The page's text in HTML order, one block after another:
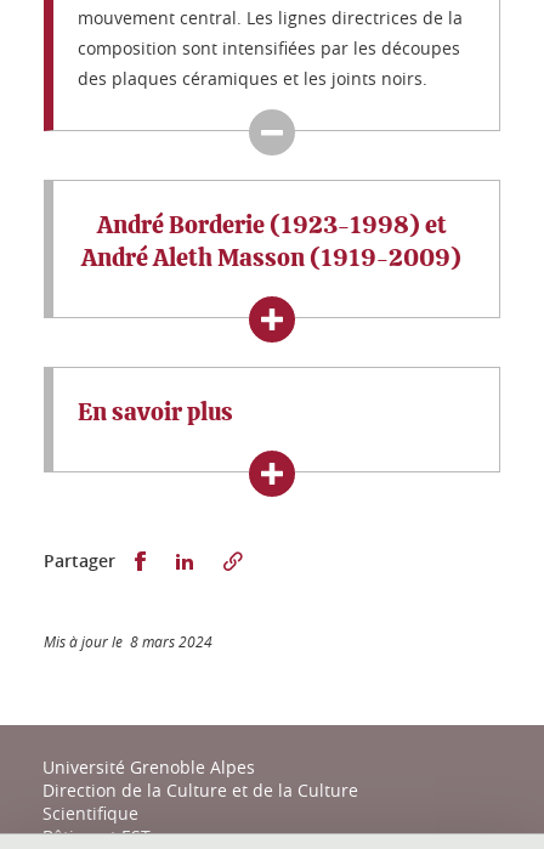
mouvement central. Les lignes directrices de la
composition sont intensifiées par les découpes
des plaques céramiques et les joints noirs.
André Borderie (1923-1998) et
André Aleth Masson (1919-2009)
En savoir plus
Partager Partager sur Facebook
Partager sur LinkedIn
Mis à jour le 8 mars 2024
Université Grenoble Alpes
Direction de la Culture et de la Culture
Scientifique
Bâtiment EST